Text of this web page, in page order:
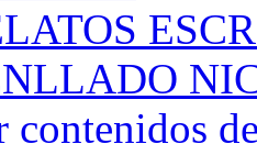
contenidos